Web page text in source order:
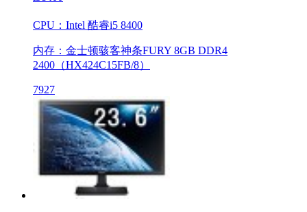
CPU：Intel 酷睿i5 8400
内存：金士顿骇客神条FURY 8GB DDR4
2400（HX424C15FB/8）
7927